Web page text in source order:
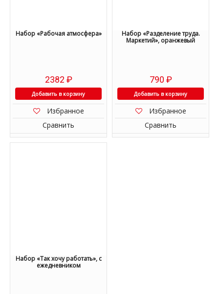
Набор «Рабочая атмосфера»
2382 ₽
Добавить в корзину
Избранное
Сравнить
Набор «Разделение труда.
Маркетий», оранжевый
790 ₽
Добавить в корзину
Избранное
Сравнить
Набор «Так хочу работать», с
ежедневником